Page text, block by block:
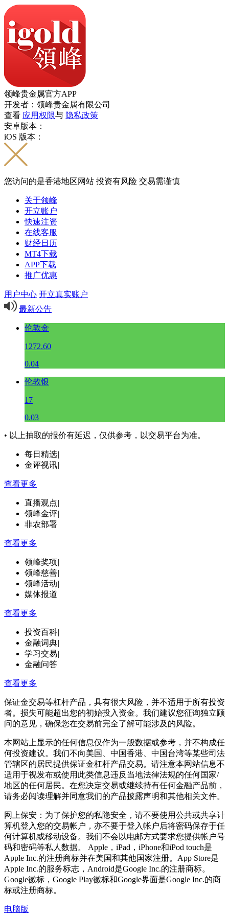
领峰贵金属官方APP
开发者：领峰贵金属有限公司
查看 应用权限与 隐私政策
安卓版本：
iOS 版本：
您访问的是香港地区网站 投资有风险 交易需谨慎
关于领峰
开立账户
快速注资
在线客服
财经日历
MT4下载
APP下载
推广优惠
用户中心 开立真实账户
最新公告
伦敦金
1272.60
0.04
伦敦银
17
0.03
• 以上抽取的报价有延迟，仅供参考，以交易平台为准。
每日精选|
金评视讯|
查看更多
直播观点|
领峰金评|
非农部署
查看更多
领峰奖项|
领峰慈善|
领峰活动|
媒体报道
查看更多
投资百科|
金融词典|
学习交易|
金融问答
查看更多
保证金交易等杠杆产品，具有很大风险，并不适用于所有投资
者。损失可能超出您的初始投入资金。我们建议您征询独立顾
问的意见，确保您在交易前完全了解可能涉及的风险。
本网站上显示的任何信息仅作为一般数据或参考，并不构成任
何投资建议。我们不向美国、中国香港、中国台湾等某些司法
管辖区的居民提供保证金杠杆产品交易。请注意本网站信息不
适用于视发布或使用此类信息违反当地法律法规的任何国家/
地区的任何居民。在您决定交易或继续持有任何金融产品前，
请务必阅读理解并同意我们的产品披露声明和其他相关文件。
网上保安：为了保护您的私隐安全，请不要使用公共或共享计
算机登入您的交易帐户，亦不要于登入帐户后将密码保存于任
何计算机或移动设备。我们不会以电邮方式要求您提供帐户号
码和密码等私人数据。 Apple，iPad，iPhone和iPod touch是
Apple Inc.的注册商标并在美国和其他国家注册。App Store是
Apple Inc.的服务标志，Android是Google Inc.的注册商标。
Google徽标，Google Play徽标和Google界面是Google Inc.的商
标或注册商标。
电脑版